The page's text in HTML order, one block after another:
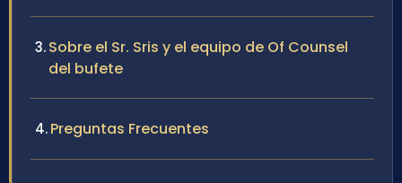
Sobre el Sr. Sris y el equipo de Of Counsel
del bufete
Preguntas Frecuentes